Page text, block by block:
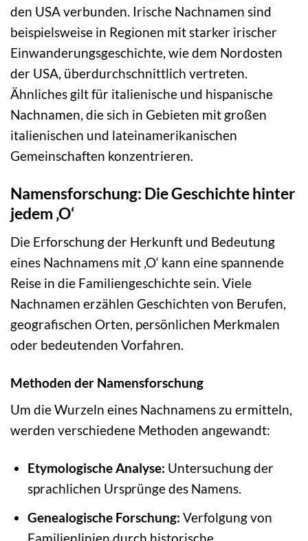
den USA verbunden. Irische Nachnamen sind
beispielsweise in Regionen mit starker irischer
Einwanderungsgeschichte, wie dem Nordosten
der USA, überdurchschnittlich vertreten.
Ähnliches gilt für italienische und hispanische
Nachnamen, die sich in Gebieten mit großen
italienischen und lateinamerikanischen
Gemeinschaften konzentrieren.
Namensforschung: Die Geschichte hinter
jedem ‚O‘
Die Erforschung der Herkunft und Bedeutung
eines Nachnamens mit ‚O‘ kann eine spannende
Reise in die Familiengeschichte sein. Viele
Nachnamen erzählen Geschichten von Berufen,
geografischen Orten, persönlichen Merkmalen
oder bedeutenden Vorfahren.
Methoden der Namensforschung
Um die Wurzeln eines Nachnamens zu ermitteln,
werden verschiedene Methoden angewandt:
Etymologische Analyse: Untersuchung der
sprachlichen Ursprünge des Namens.
Genealogische Forschung: Verfolgung von